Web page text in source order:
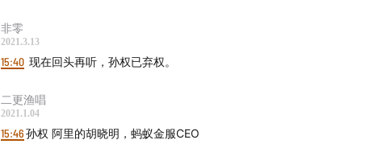
非零
2021.3.13
15:40 现在回头再听，孙权已弃权。
二更渔唱
2021.1.04
15:46孙权 阿里的胡晓明，蚂蚁金服CEO